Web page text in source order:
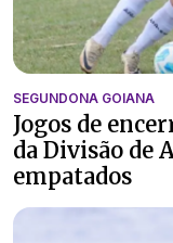
SEGUNDONA GOIANA
Jogos de
da Divisão de
empatados